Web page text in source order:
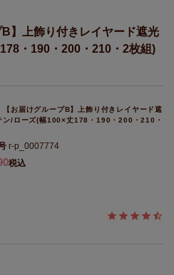
B】上飾り付きレイヤード遮光
・190・200・210・2枚組)
【お届けグループB】上飾り付きレイヤード遮
ン/ローズ(幅100×丈178・190・200・210・
r-p_0007774
税込